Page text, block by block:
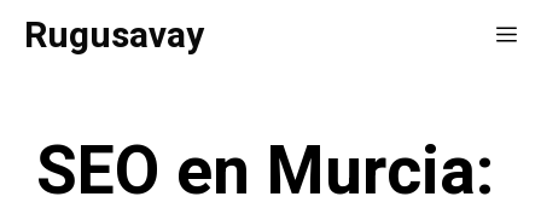
SaltarRugusavay
SEO en Murcia: